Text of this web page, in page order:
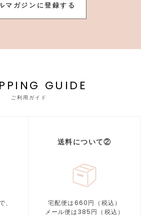
マガジンに登録する
GUIDE
ご利用ガイド
、
送料について②
宅配便は660円（税込）
メール便は385円（税込）